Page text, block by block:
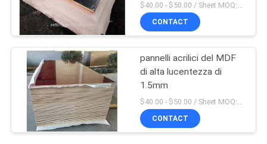
$40.00 - $50.00 / Sheet MOQ:50 strato/strati
CONTACT
pannelli acrilici del MDF
di alta lucentezza di
1.5mm
CONTACT